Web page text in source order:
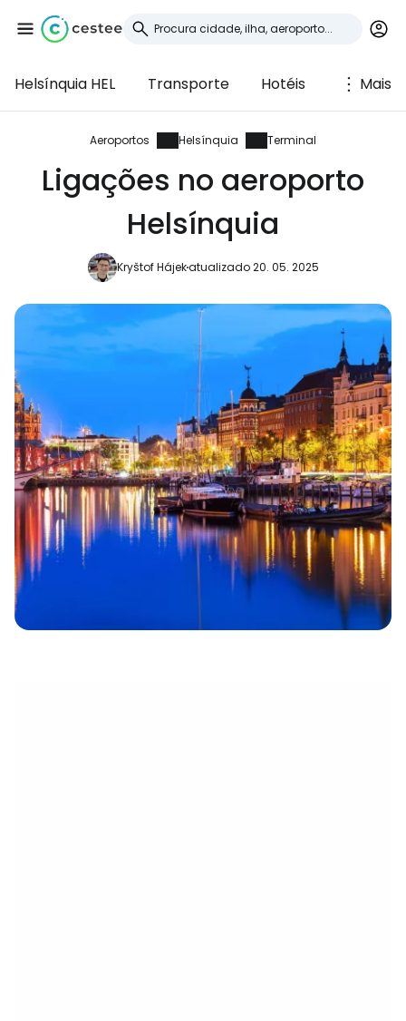
Helsínquia HEL Transporte Hotéis Mais
Aeroportos Helsínquia Terminal
Ligações no aeroporto
Helsínquia
Kryštof Hájekatualizado 20. 05. 2025
Iniciar sessão no
Cestee
... a comunidade mundial de viajantes
Continuar com o Google
Continuar com o Facebook
Continuar com o correio
eletrónico